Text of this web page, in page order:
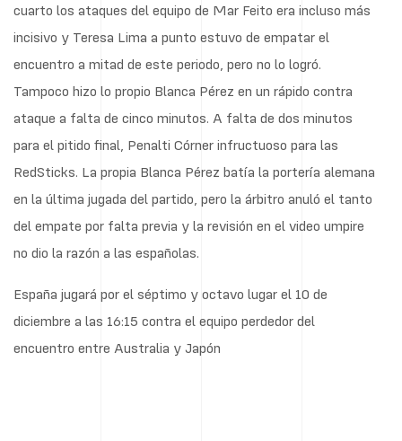
cuarto los ataques del equipo de Mar Feito era incluso más
incisivo y Teresa Lima a punto estuvo de empatar el
encuentro a mitad de este periodo, pero no lo logró.
Tampoco hizo lo propio Blanca Pérez en un rápido contra
ataque a falta de cinco minutos. A falta de dos minutos
para el pitido final, Penalti Córner infructuoso para las
RedSticks. La propia Blanca Pérez batía la portería alemana
en la última jugada del partido, pero la árbitro anuló el tanto
del empate por falta previa y la revisión en el video umpire
no dio la razón a las españolas.
España jugará por el séptimo y octavo lugar el 10 de
diciembre a las 16:15 contra el equipo perdedor del
encuentro entre Australia y Japón